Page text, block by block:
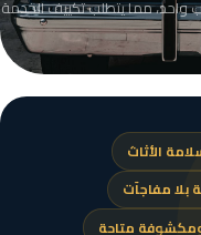
واحد، مما يتطلب تكييف الخدمة
الأثاث
بلا مفاجآت
متاحة